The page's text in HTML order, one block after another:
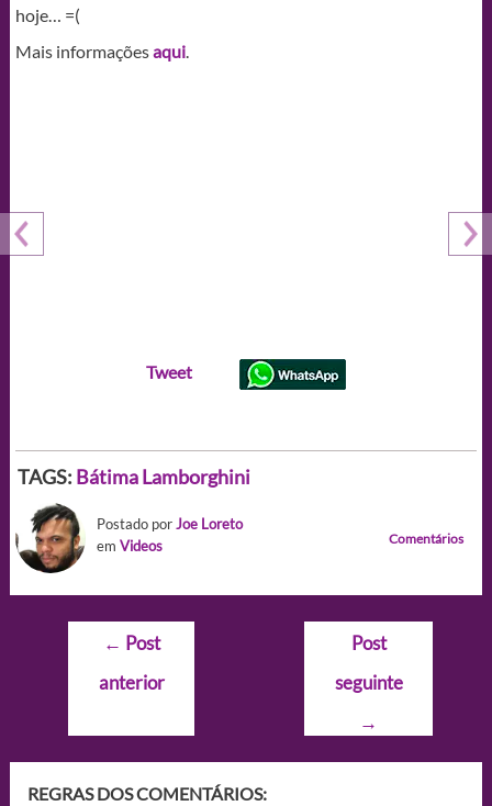
hoje… =(
Mais informaçõesaqui.
Tweet
TAGS: BátimaLamborghini
Postado porJoe Loreto
em Videos Comentários
Navegação
Post
← Post
anterior
Post
seguinte
→
REGRAS DOS COMENTÁRIOS: